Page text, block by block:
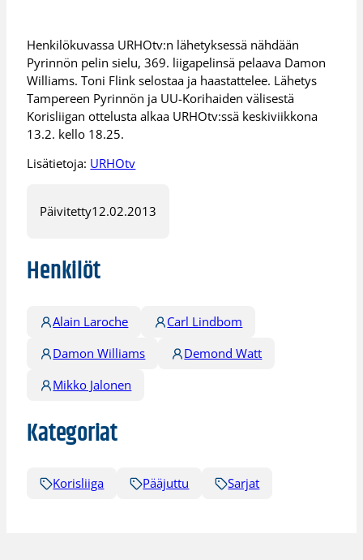
Henkilökuvassa URHOtv:n lähetyksessä nähdään
Pyrinnön pelin sielu, 369. liigapelinsä pelaava Damon
Williams. Toni Flink selostaa ja haastattelee. Lähetys
Tampereen Pyrinnön ja UU-Korihaiden välisestä
Korisliigan ottelusta alkaa URHOtv:ssä keskiviikkona
13.2. kello 18.25.
Lisätietoja: URHOtv
Päivitetty12.02.2013
Henkilöt
Alain Laroche
Carl Lindbom
Damon Williams
Demond Watt
Mikko Jalonen
Kategoriat
Korisliiga Pääjuttu Sarjat